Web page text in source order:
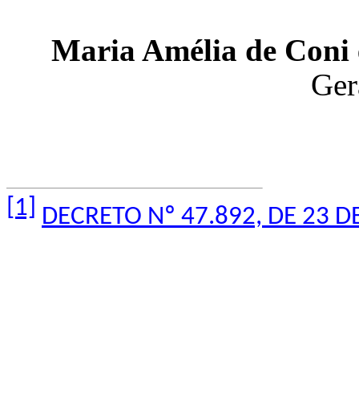
Maria Amélia de
[1] DECRETO Nº 47.892, DE 23